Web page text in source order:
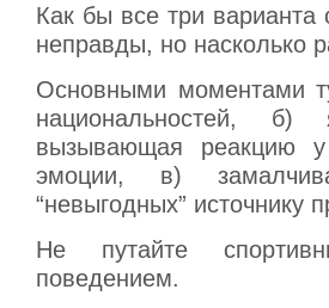
Как бы все три варианта
неправды, но насколько
Основными моментами
национальностей, б)
вызывающая реакцию у
эмоции, в)
“невыгодных” источнику
Не путайте
поведением.